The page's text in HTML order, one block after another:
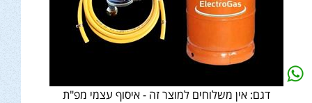
דגם: אין משלוחים למוצר זה - איסוף עצמי מפ"ת